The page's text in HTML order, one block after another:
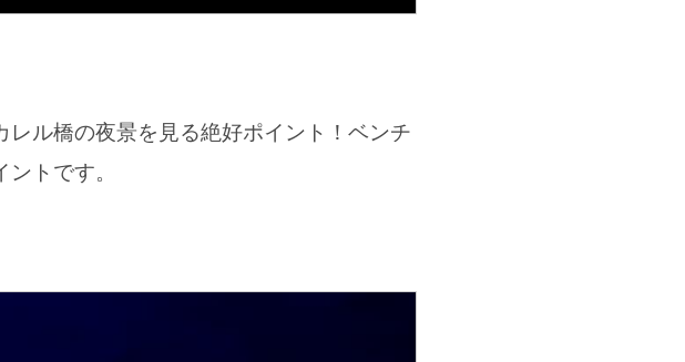
ル橋の夜景を見る絶好ポイント！ベンチ
トです。